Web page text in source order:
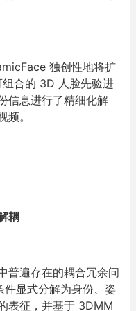
独创性地将扩
组合的 3D 人脸先验进
信息进行了精细化解
。
耦
普遍存在的耦合冗余问
显式分解为身份、姿
表征，并基于 3DMM